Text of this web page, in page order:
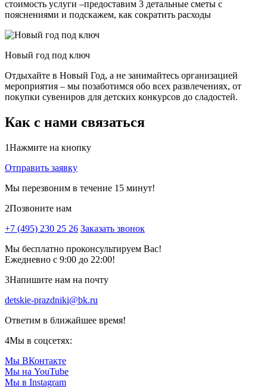
стоимость услуги –предоставим 3 детальные сметы с
пояснениями и подскажем, как сократить расходы
Новый год под ключ
Отдыхайте в Новый Год, а не занимайтесь организацией
мероприятия – мы позаботимся обо всех развлечениях, от
покупки сувениров для детских конкурсов до сладостей.
Как с нами связаться
1Нажмите на кнопку
Отправить заявку
Мы перезвоним в течение 15 минут!
2Позвоните нам
+7 (495) 230 25 26 Заказать звонок
Мы бесплатно проконсультируем Вас!
Ежедневно с 9:00 до 22:00!
3Напишите нам на почту
detskie-prazdniki@bk.ru
Ответим в ближайшее время!
4Мы в соцсетях:
Мы ВКонтакте
Мы на YouTube
Мы в Instagram